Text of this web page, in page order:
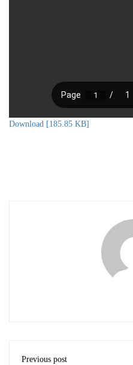
Download [185.85 KB]
Previous post